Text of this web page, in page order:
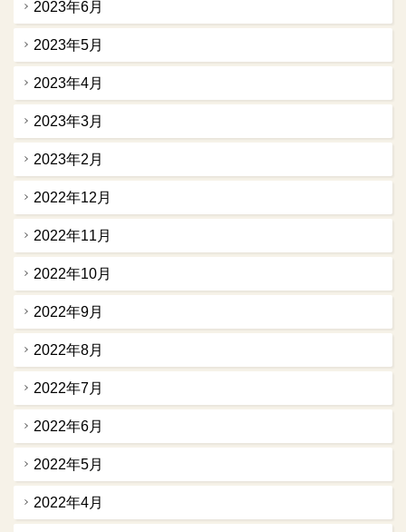
2023年6月
2023年5月
2023年4月
2023年3月
2023年2月
2022年12月
2022年11月
2022年10月
2022年9月
2022年8月
2022年7月
2022年6月
2022年5月
2022年4月